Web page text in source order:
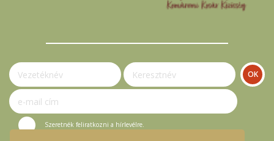
Szeretnék feliratkozni a hírlevélre.